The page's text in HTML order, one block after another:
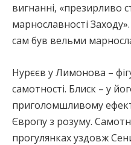
вигнанні, «презирливо
марнославності
сам був вельми
Нурєєв у Лимонова –
самотності. Блиск – у
приголомшливому
Європу з розуму.
прогулянках уздовж